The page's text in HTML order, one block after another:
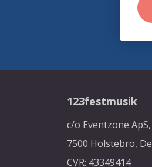
123festmusik
c/o Eventzone
7500 Holstebro,
CVR: 43349414